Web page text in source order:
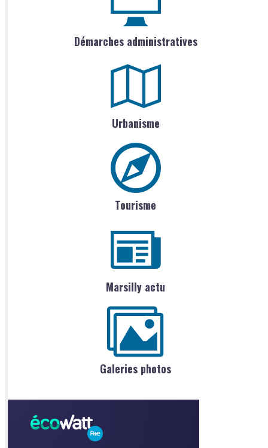
Démarches administratives
Urbanisme
Tourisme
Marsilly actu
Galeries photos